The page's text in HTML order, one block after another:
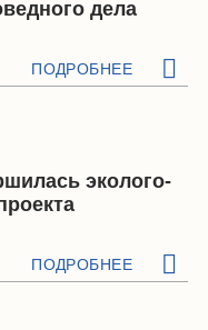
дела
ПОДРОБНЕЕ
эколого-
ПОДРОБНЕЕ